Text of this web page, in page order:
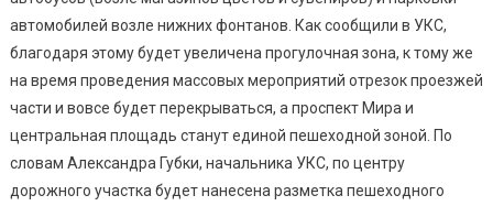
автомобилей возле нижних фонтанов. Как сообщили в УКС,
благодаря этому будет увеличена прогулочная зона, к тому же
на время проведения массовых мероприятий отрезок проезжей
части и вовсе будет перекрываться, а проспект Мира и
центральная площадь станут единой пешеходной зоной. По
словам Александра Губки, начальника УКС, по центру
дорожного участка будет нанесена разметка пешеходного